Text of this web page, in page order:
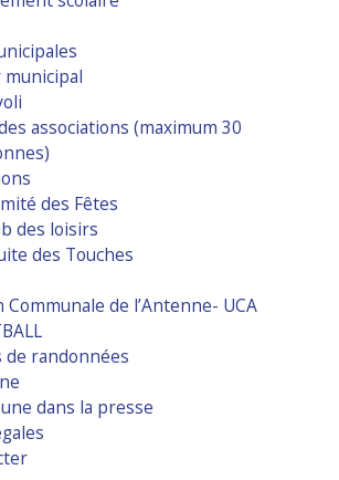
municipal
associations (maximum 30
des Fêtes
des loisirs
des Touches
Communale de l’Antenne- UCA
de randonnées
dans la presse